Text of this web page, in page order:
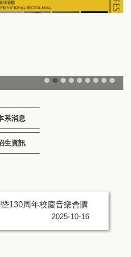
系消息
生資訊
130周年校慶音樂會購
2025-10-16